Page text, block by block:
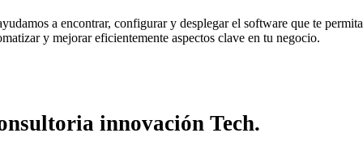
a encontrar, configurar y desplegar el software que te permita
y mejorar eficientemente aspectos clave en tu negocio.
innovación Tech.